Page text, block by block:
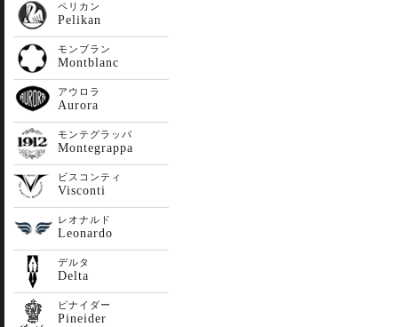
ペリカン
Pelikan
モンブラン
Montblanc
アウロラ
Aurora
モンテグラッパ
Montegrappa
ビスコンティ
Visconti
レオナルド
Leonardo
デルタ
Delta
ピナイダー
Pineider